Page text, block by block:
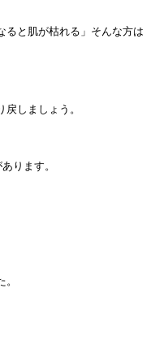
ると肌が枯れる」そんな方は
しましょう。
ります。